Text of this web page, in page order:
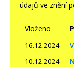
údajů ve znění
Vloženo
16.12.2024
10.12.2024